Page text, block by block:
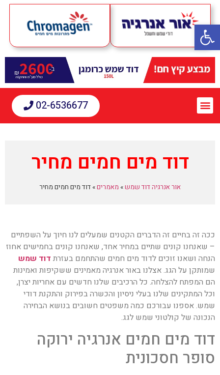
פתח סרגל נגישות
02-6536677
דוד מים חמים מחיר
אור אנרגיה דוד שמש» מאמרים»דוד מים חמים מחיר
ככה זה בחיים זה הדברים הקטנים שמעלים לנו חיוך על השפתיים
– שאנחנו קונים שתיים במחיר אחד, שאנחנו קונים בחמישים אחוז
הנחה ושאנו זוכים לדוד מים חמים שהתחמם בעזרת דוד שמש
שמותקן על הגג. אצלנו באור אנרגיה מאמינים ששקיפות ואמינות
הם המפתח להצלחה. כל הרכיבים שלנו חדשים עם אחריות יצרן,
וכל המתקינים שלנו בעלי ניסיון והכשרה בפירוק והתקנת דודי
שמש. אספנו עבורכם כמה משפטים חשובים בנושא הבחירה
הנכונה של קולטוני שמש לגג.
דוד מים חמים אנרגיה ירוקה
סופר חסכונית